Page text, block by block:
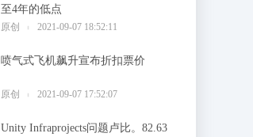
至4年的低点
原创 2021-09-07 18:52:11
喷气式飞机飙升宣布折扣票价
原创 2021-09-07 17:52:07
Unity Infraprojects问题卢比。82.63